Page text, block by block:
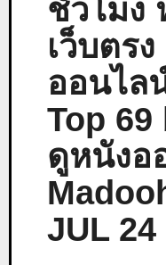
ชั่วโมง
เว็บตร
ออนไล
Top
ดูหนังอ
JUL 24